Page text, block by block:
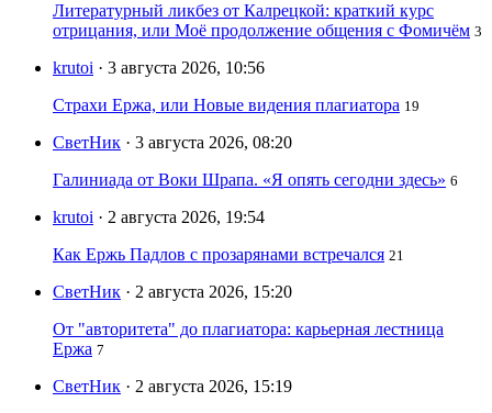
Литературный ликбез от Калрецкой: краткий курс
отрицания, или Моё продолжение общения с Фомичём 3
krutoi · 3 августа 2026, 10:56
Страхи Ержа, или Новые видения плагиатора 19
СветНик · 3 августа 2026, 08:20
Галиниада от Воки Шрапа. «Я опять сегодни здесь» 6
krutoi · 2 августа 2026, 19:54
Как Ержь Падлов с прозарянами встречался 21
СветНик · 2 августа 2026, 15:20
От "авторитета" до плагиатора: карьерная лестница
Ержа 7
СветНик · 2 августа 2026, 15:19